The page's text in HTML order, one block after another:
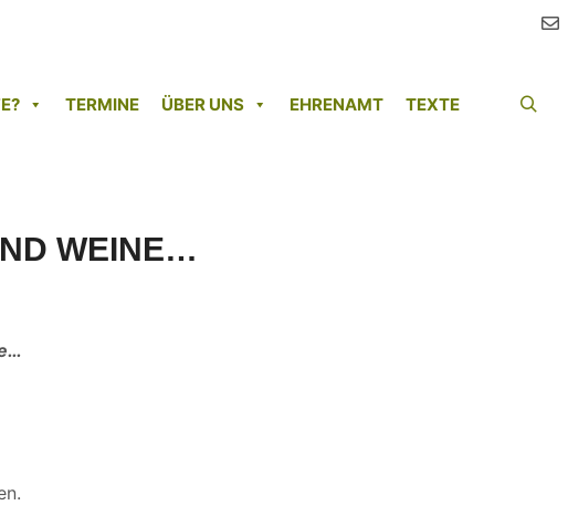
TERMINE ÜBER UNS EHRENAMT TEXTE
WEINE…